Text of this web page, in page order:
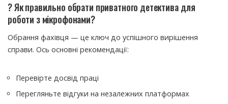
? Як правильно обрати приватного детектива для
роботи з мікрофонами?
Обрання фахівця — це ключ до успішного вирішення
справи. Ось основні рекомендації:
Перевірте досвід праці
Перегляньте відгуки на незалежних платформах